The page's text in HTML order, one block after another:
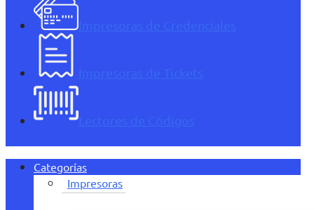
Impresoras de Credenciales
Impresoras de Tickets
Lectores de Códigos
Categorías
Impresoras